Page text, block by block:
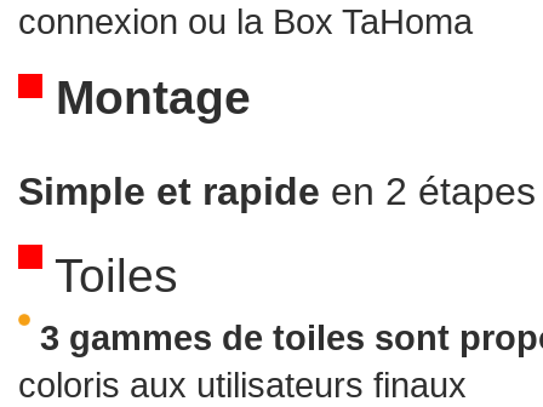
connexion ou la Box TaHoma
Montage
Simple et rapide en 2
Toiles
3 gammes de toiles sont
coloris aux utilisateurs finaux